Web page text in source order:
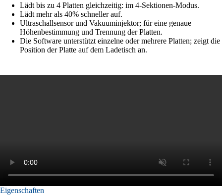
Lädt bis zu 4 Platten gleichzeitig: im 4-Sektionen-Modus.
Lädt mehr als 40% schneller auf.
Ultraschallsensor und Vakuuminjektor; für eine genaue
Höhenbestimmung und Trennung der Platten.
Die Software unterstützt einzelne oder mehrere Platten; zeigt die
Position der Platte auf dem Ladetisch an.
Eigenschaften